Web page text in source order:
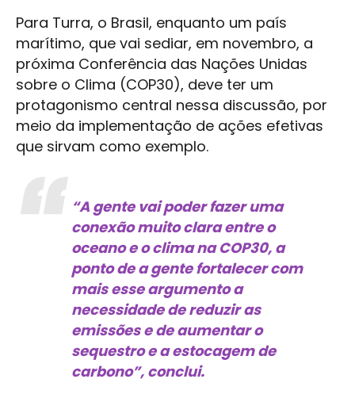
Para Turra, o Brasil, enquanto um país
marítimo, que vai sediar, em novembro, a
próxima Conferência das Nações Unidas
sobre o Clima (COP30), deve ter um
protagonismo central nessa discussão, por
meio da implementação de ações efetivas
que sirvam como exemplo.
“A gente vai poder fazer uma
conexão muito clara entre o
oceano e o clima na COP30, a
ponto de a gente fortalecer com
mais esse argumento a
necessidade de reduzir as
emissões e de aumentar o
sequestro e a estocagem de
carbono”, conclui.